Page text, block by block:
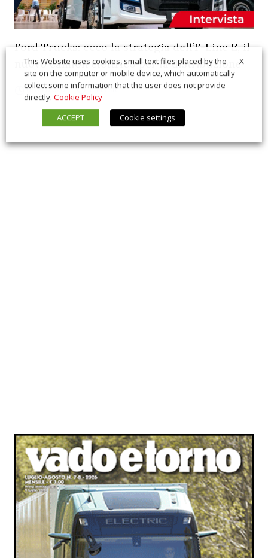
Ford Trucks: ecco la strategia dell’F-Line E, il
nuovo camion elettrico per la distribuzione
07/22/2026 Interviste
X
This Website uses cookies, small text files placed by the
site on the computer or mobile device, which automatically
collect some information that the user does not provide
directly. Cookie Policy
ACCEPT
Cookie settings